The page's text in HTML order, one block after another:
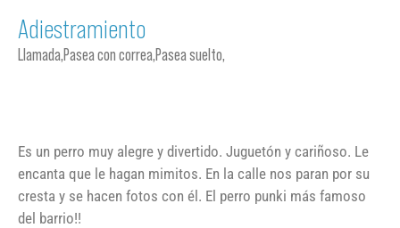
Adiestramiento
Llamada,Pasea con correa,Pasea suelto,
Es un perro muy alegre y divertido. Juguetón y cariñoso. Le
encanta que le hagan mimitos. En la calle nos paran por su
cresta y se hacen fotos con él. El perro punki más famoso
del barrio!!